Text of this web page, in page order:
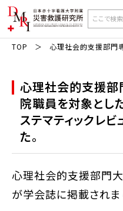
TOP 心理社会的支援部門
心理社会的支援部
院職員を対象とし
ステマティックレ
た。
心理社会的支援部門
が学会誌に掲載されま